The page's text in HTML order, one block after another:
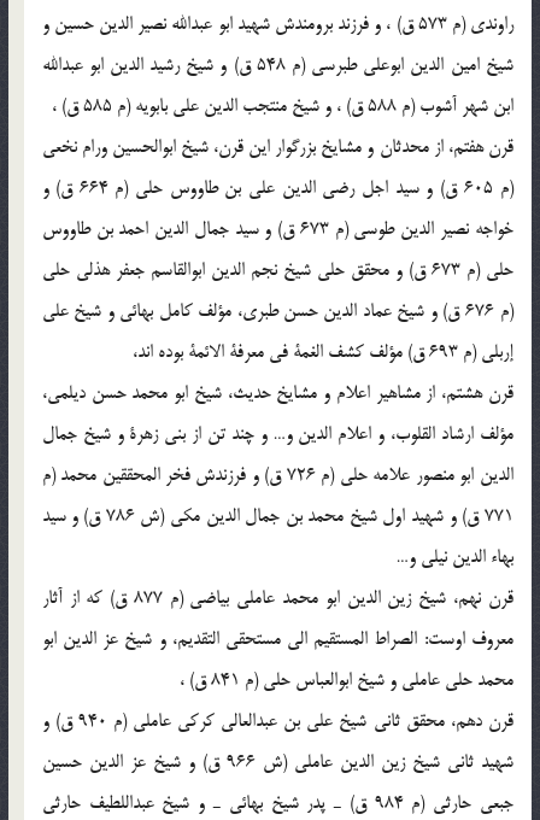
راوندي (م 573 ق) ، و فرزند برومندش شهيد ابو عبدالله نصير الدين حسين و
شيخ امين الدين ابوعلي طبرسي (م 548 ق) و شيخ رشيد الدين ابو عبدالله
ابن شهر آشوب (م 588 ق) ، و شيخ منتجب الدين علي بابويه (م 585 ق) ،
قرن هفتم، از محدثان و مشايخ بزرگوار اين قرن، شيخ ابوالحسين ورام نخعي
(م 605 ق) و سيد اجل رضي الدين علي بن طاووس حلي (م 664 ق) و
خواجه نصير الدين طوسي (م 673 ق) و سيد جمال الدين احمد بن طاووس
حلي (م 673 ق) و محقق حلي شيخ نجم الدين ابوالقاسم جعفر هذلي حلي
(م 676 ق) و شيخ عماد الدين حسن طبري، مؤلف كامل بهائي و شيخ علي
إربلي (م 693 ق) مؤلف كشف الغمة في معرفة الائمة بوده اند،
قرن هشتم، از مشاهير اعلام و مشايخ حديث، شيخ ابو محمد حسن ديلمي،
مؤلف ارشاد القلوب، و اعلام الدين و… و چند تن از بني زهرة و شيخ جمال
الدين ابو منصور علامه حلي (م 726 ق) و فرزندش فخر المحققين محمد (م
771 ق) و شهيد اول شيخ محمد بن جمال الدين مكي (ش 786 ق) و سيد
بهاء الدين نيلي و…
قرن نهم، شيخ زين الدين ابو محمد عاملي بياضي (م 877 ق) كه از آثار
معروف اوست: الصراط المستقيم الي مستحقي التقديم، و شيخ عز الدين ابو
محمد حلي عاملي و شيخ ابوالعباس حلي (م 841 ق) ،
قرن دهم، محقق ثاني شيخ علي بن عبدالعالي كركي عاملي (م 940 ق) و
شهيد ثاني شيخ زين الدين عاملي (ش 966 ق) و شيخ عز الدين حسين
جبعي حارثي (م 984 ق) ـ پدر شيخ بهائي ـ و شيخ عبداللطيف حارثي